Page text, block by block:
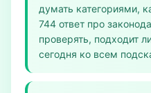
думать категориями,
744 ответ про
проверять, подходит
сегодня ко всем